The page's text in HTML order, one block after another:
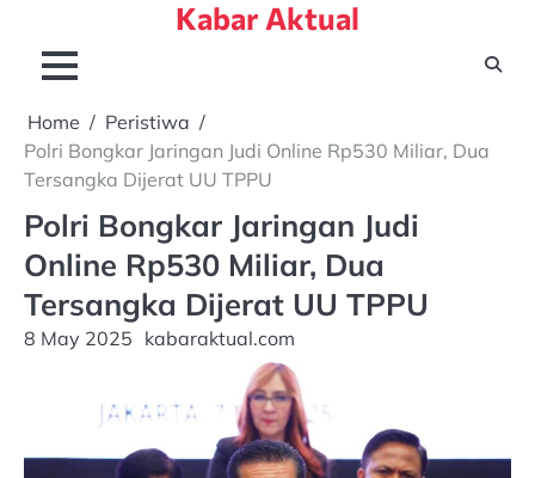
content
Kabar Aktual
Home
Peristiwa
Polri Bongkar Jaringan Judi Online Rp530 Miliar, Dua
Tersangka Dijerat UU TPPU
Polri Bongkar Jaringan Judi
Online Rp530 Miliar, Dua
Tersangka Dijerat UU TPPU
8 May 2025 kabaraktual.com